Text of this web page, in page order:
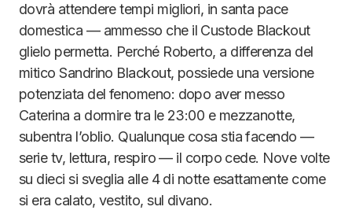
dovrà attendere tempi migliori, in santa pace
domestica — ammesso che il Custode Blackout
glielo permetta. Perché Roberto, a differenza del
mitico Sandrino Blackout, possiede una versione
potenziata del fenomeno: dopo aver messo
Caterina a dormire tra le 23:00 e mezzanotte,
subentra l’oblio. Qualunque cosa stia facendo —
serie tv, lettura, respiro — il corpo cede. Nove volte
su dieci si sveglia alle 4 di notte esattamente come
si era calato, vestito, sul divano.